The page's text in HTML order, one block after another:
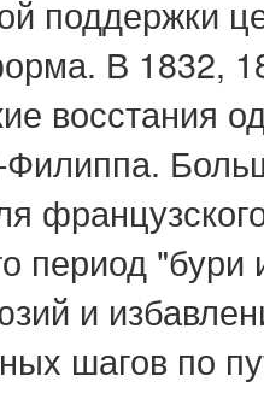
поддержки
В 1832,
восстания
период "бури
и
шагов по